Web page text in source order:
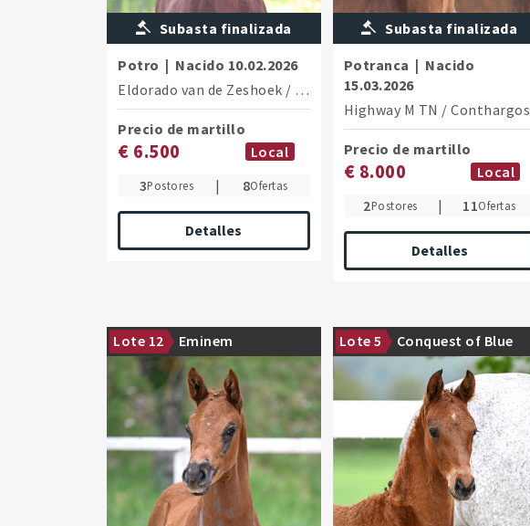
Subasta finalizada
Potro | Nacido 10.02.2026
Eldorado van de Zeshoek / C-Indoctro
Precio de martillo
€ 6.500
Local
3Postores | 8Ofertas
Detalles
Subasta finalizada
Potranca | Nacido
15.03.2026
Highway M TN /Conthargos
Precio de martillo
€ 8.000
Local
2Postores | 11Ofertas
Detalles
Lote 12 Eminem
Top foals from the Emerald van het
Ruytershof line
Lote 5 Conquest of Blue
The half-brother was licensed at
the DSP Stallion Show in 2026